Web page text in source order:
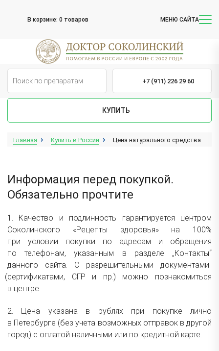
В корзине: 0 товаров МЕНЮ САЙТА
+7 (911) 226 29 60
КУПИТЬ
Главная Купить в России Цена натурального средства
Информация перед покупкой.
Обязательно прочтите
1. Качество и подлинность гарантируется центром
Соколинского
«Рецепты здоровья» на 100%
при условии покупки по адресам и обращения
по телефонам, указанным в разделе „Контакты“
данного сайта. С разрешительными документами
(сертификатами, СГР и пр.) можно познакомиться
в центре.
2. Цена указана в рублях при покупке лично
в Петербурге (без учета возможных отправок в другой
город) с оплатой наличными или по кредитной карте.